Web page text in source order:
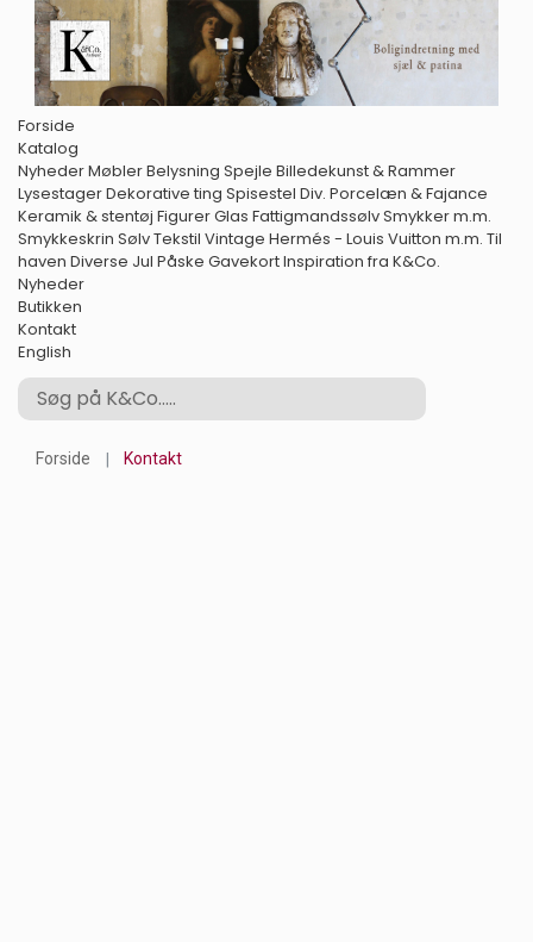
Forside
Katalog
NyhederMøblerBelysning Spejle Billedekunst & Rammer
LysestagerDekorative ting Spisestel Div. Porcelæn & Fajance
Keramik & stentøj FigurerGlas FattigmandssølvSmykker m.m.
Smykkeskrin SølvTekstil Vintage Hermés - Louis Vuitton m.m. Til
haven Diverse Jul Påske GavekortInspiration fra K&Co.
Nyheder
Butikken
Kontakt
English
Forside Kontakt